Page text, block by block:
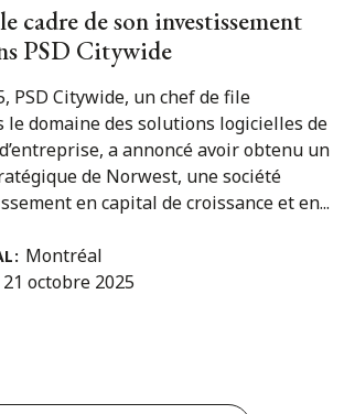
cadre de son investissement
PSD Citywide
PSD Citywide, un chef de file
domaine des solutions logicielles de
a annoncé avoir obtenu un
de Norwest, une société
en capital de croissance et en...
Montréal
21 octobre 2025